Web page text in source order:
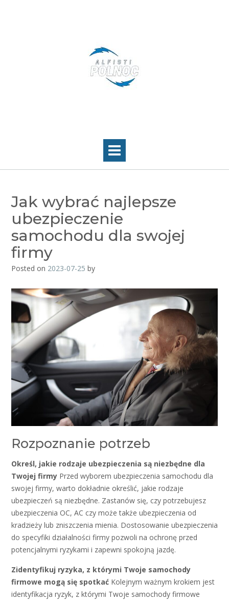
Jak wybrać najlepsze
ubezpieczenie
samochodu dla swojej
firmy
Posted on 2023-07-25 by
Rozpoznanie potrzeb
Określ, jakie rodzaje ubezpieczenia są niezbędne dla
Twojej firmy Przed wyborem ubezpieczenia samochodu dla
swojej firmy, warto dokładnie określić, jakie rodzaje
ubezpieczeń są niezbędne. Zastanów się, czy potrzebujesz
ubezpieczenia OC, AC czy może także ubezpieczenia od
kradzieży lub zniszczenia mienia. Dostosowanie ubezpieczenia
do specyfiki działalności firmy pozwoli na ochronę przed
potencjalnymi ryzykami i zapewni spokojną jazdę.
Zidentyfikuj ryzyka, z którymi Twoje samochody
firmowe mogą się spotkać Kolejnym ważnym krokiem jest
identyfikacja ryzyk, z którymi Twoje samochody firmowe